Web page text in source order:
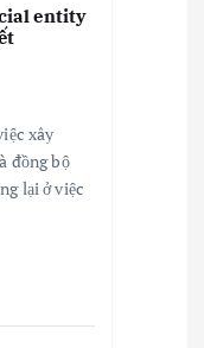
entity
xây
đồng bộ
lại ở việc